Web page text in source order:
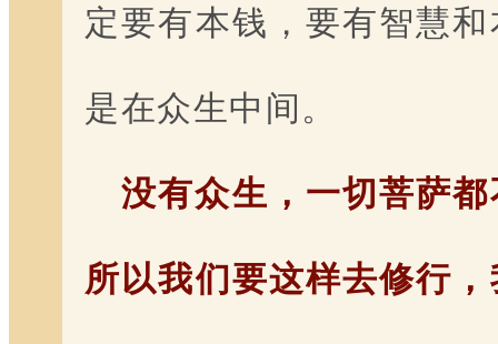
定要有本钱，要有智慧
是在众生中间。
没有众生，一切菩萨
所以我们要这样去修行